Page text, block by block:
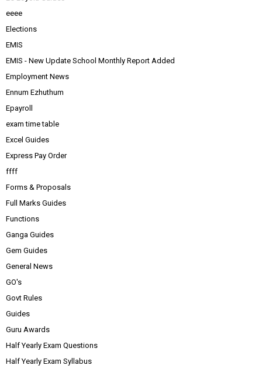
eeee
Elections
EMIS
EMIS - New Update School Monthly Report Added
Employment News
Ennum Ezhuthum
Epayroll
exam time table
Excel Guides
Express Pay Order
ffff
Forms & Proposals
Full Marks Guides
Functions
Ganga Guides
Gem Guides
General News
GO's
Govt Rules
Guides
Guru Awards
Half Yearly Exam Questions
Half Yearly Exam Syllabus